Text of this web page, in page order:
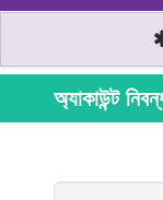
অ্যাকাউন্ট